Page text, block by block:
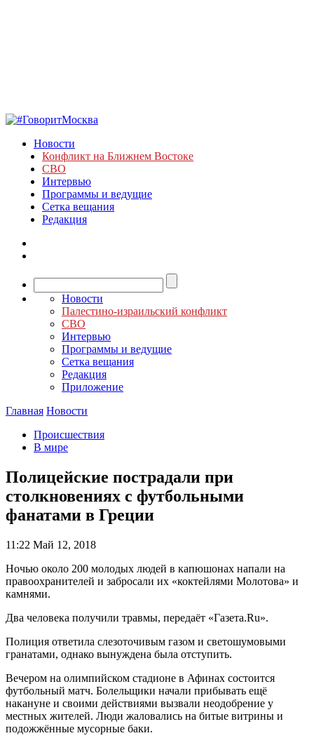
Новости
Конфликт на Ближнем Востоке
СВО
Интервью
Программы и ведущие
Сетка вещания
Редакция
Новости
Палестино-израильский конфликт
СВО
Интервью
Программы и ведущие
Сетка вещания
Редакция
Приложение
Главная Новости
Происшествия
В мире
Полицейские пострадали при
столкновениях с футбольными
фанатами в Греции
11:22 Май 12, 2018
Ночью около 200 молодых людей в капюшонах напали на
правоохранителей и забросали их «коктейлями Молотова» и
камнями.
Два человека получили травмы, передаёт «Газета.Ru».
Полиция ответила слезоточивым газом и светошумовыми
гранатами, однако вынуждена была отступить.
Вечером на олимпийском стадионе в Афинах состоится
футбольный матч. Болельщики начали прибывать ещё
накануне и своими действиями вызвали неодобрение у
местных жителей. Люди жаловались на битые витрины и
подожжённые мусорные баки.